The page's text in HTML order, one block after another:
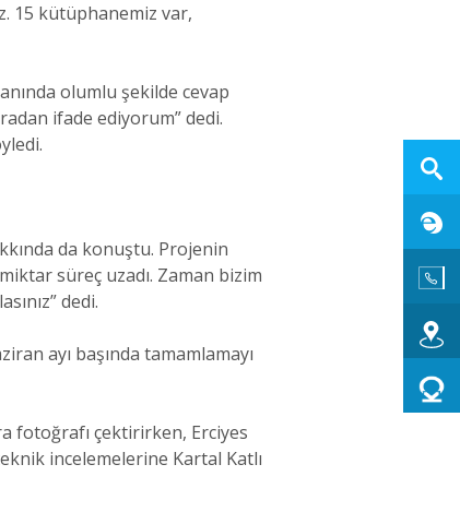
15 kütüphanemiz var,
olumlu şekilde cevap
ifade ediyorum” dedi.
da konuştu. Projenin
süreç uzadı. Zaman bizim
dedi.
ayı başında tamamlamayı
fotoğrafı çektirirken, Erciyes
incelemelerine Kartal Katlı